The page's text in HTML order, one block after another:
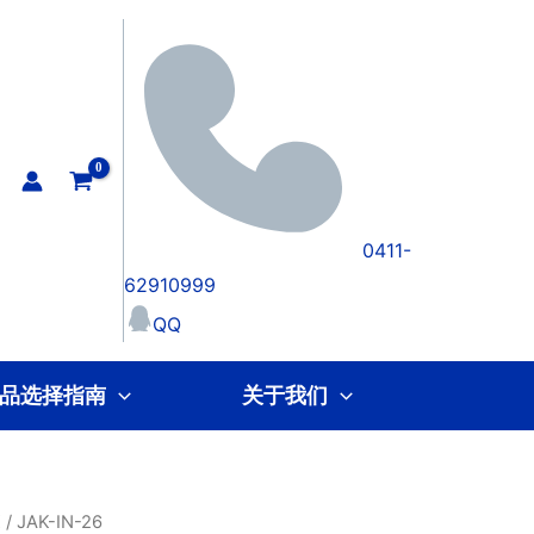
0411-
62910999
QQ
选择指南 关于我们
/ JAK-IN-26